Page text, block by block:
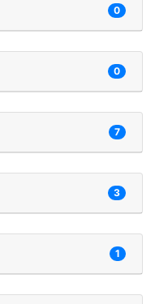
0
0
7
3
1